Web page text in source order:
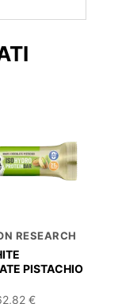
RESEARCH
PISTACHIO
€Fascia